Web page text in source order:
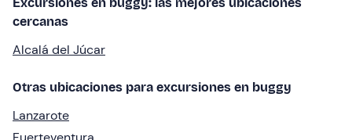
cercanas
Alcalá del Júcar
Otras ubicaciones para excursiones en buggy
Lanzarote